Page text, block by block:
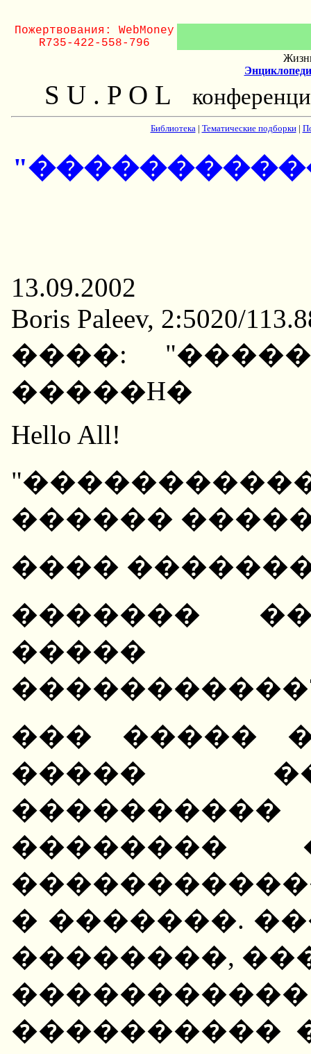
Пожертвования: WebMoney
R735-422-558-796
S U . P O L
Библиотека| Тематические подборки|
13.09.2002
Boris Paleev, 2:5020/
����:
�����H�
Hello All!
������
����
�������
�����
��� �����
�����
� �������.
��������,
����������